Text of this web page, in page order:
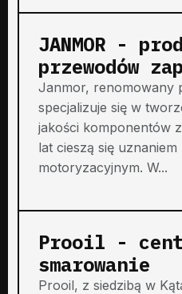
JANMOR -
przewodów
Janmor, renomowany
specjalizuje się w
jakości komponentów
lat cieszą się
motoryzacyjnym. W...
Prooil -
smarowanie
Prooil, z siedzibą w